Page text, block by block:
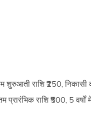
शुरुआती राशि ₹250, निकासी
प्रारंभिक राशि ₹500, 5